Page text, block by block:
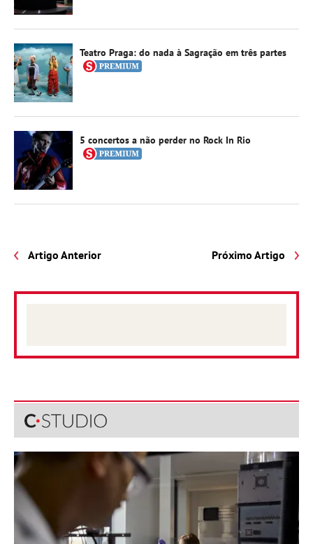
Teatro Praga: do nada à Sagração em três partes
5 concertos a não perder no Rock In Rio
Artigo Anterior Próximo Artigo